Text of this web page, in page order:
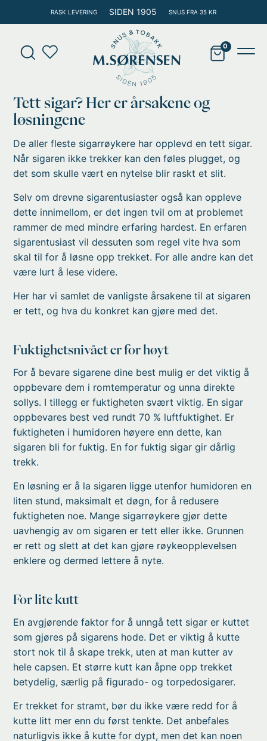
rett
innholdet
RASK LEVERING SIDEN 1905 SNUS FRA 35 KR
Products
search
Tett sigar? Her er årsakene og
løsningene
De aller fleste sigarrøykere har opplevd en tett sigar.
Når sigaren ikke trekker kan den føles plugget, og
det som skulle vært en nytelse blir raskt et slit.
Selv om drevne sigarentusiaster også kan oppleve
dette innimellom, er det ingen tvil om at problemet
rammer de med mindre erfaring hardest. En erfaren
sigarentusiast vil dessuten som regel vite hva som
skal til for å løsne opp trekket. For alle andre kan det
være lurt å lese videre.
Her har vi samlet de vanligste årsakene til at sigaren
er tett, og hva du konkret kan gjøre med det.
Fuktighetsnivået er for høyt
For å bevare sigarene dine best mulig er det viktig å
oppbevare dem i romtemperatur og unna direkte
sollys. I tillegg er fuktigheten svært viktig. En sigar
oppbevares best ved rundt 70 % luftfuktighet. Er
fuktigheten i humidoren høyere enn dette, kan
sigaren bli for fuktig. En for fuktig sigar gir dårlig
trekk.
En løsning er å la sigaren ligge utenfor humidoren en
liten stund, maksimalt et døgn, for å redusere
fuktigheten noe. Mange sigarrøykere gjør dette
uavhengig av om sigaren er tett eller ikke. Grunnen
er rett og slett at det kan gjøre røykeopplevelsen
enklere og dermed lettere å nyte.
For lite kutt
En avgjørende faktor for å unngå tett sigar er kuttet
som gjøres på sigarens hode. Det er viktig å kutte
stort nok til å skape trekk, uten at man kutter av
hele capsen. Et større kutt kan åpne opp trekket
betydelig, særlig på figurado- og torpedosigarer.
Er trekket for stramt, bør du ikke være redd for å
kutte litt mer enn du først tenkte. Det anbefales
naturligvis ikke å kutte for dypt, men det kan noen